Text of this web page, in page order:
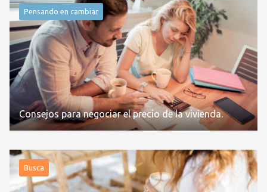
Pensando en cambiar
Consejos para negociar el precio de la vivienda.
Busca